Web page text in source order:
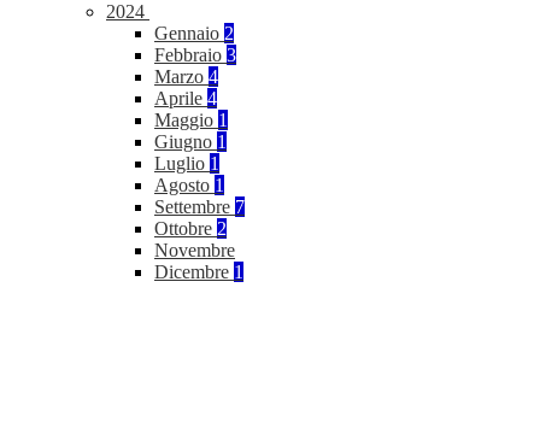
2024
Gennaio 2
Febbraio 3
Marzo 4
Aprile 4
Maggio 1
Giugno 1
Luglio 1
Agosto 1
Settembre 7
Ottobre 2
Novembre
Dicembre 1